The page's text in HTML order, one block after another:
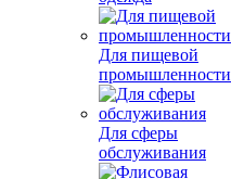
Для пищевой
промышленности
Для сферы
обслуживания